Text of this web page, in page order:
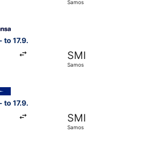
Samos
to 17.9.
SMI
Samos
to 17.9.
SMI
Samos
Aegean lento, lähtö su